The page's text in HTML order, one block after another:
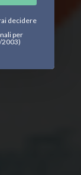
decidere
per
2003)